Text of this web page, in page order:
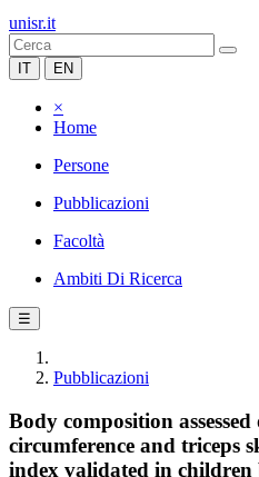
unisr.it
IT EN
×
Home
Persone
Pubblicazioni
Facoltà
Ambiti Di Ricerca
☰
Pubblicazioni
Body composition
circumference and triceps
index validated in children